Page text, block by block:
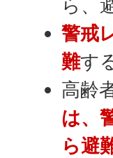
ら、
警戒
難す
高齢
は、
ら避